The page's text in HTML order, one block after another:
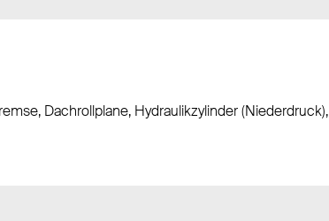
Dachrollplane, Hydraulikzylinder (Niederdruck),